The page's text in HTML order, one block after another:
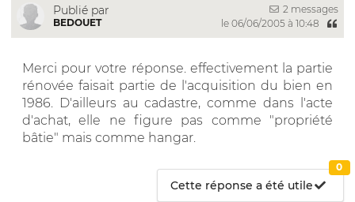
Publié par
BEDOUET
2 messages
le 06/06/2005 à 10:48
Merci pour votre réponse. effectivement la partie
rénovée faisait partie de l'acquisition du bien en
1986. D'ailleurs au cadastre, comme dans l'acte
d'achat, elle ne figure pas comme "propriété
bâtie" mais comme hangar.
Cette réponse a été utile
0